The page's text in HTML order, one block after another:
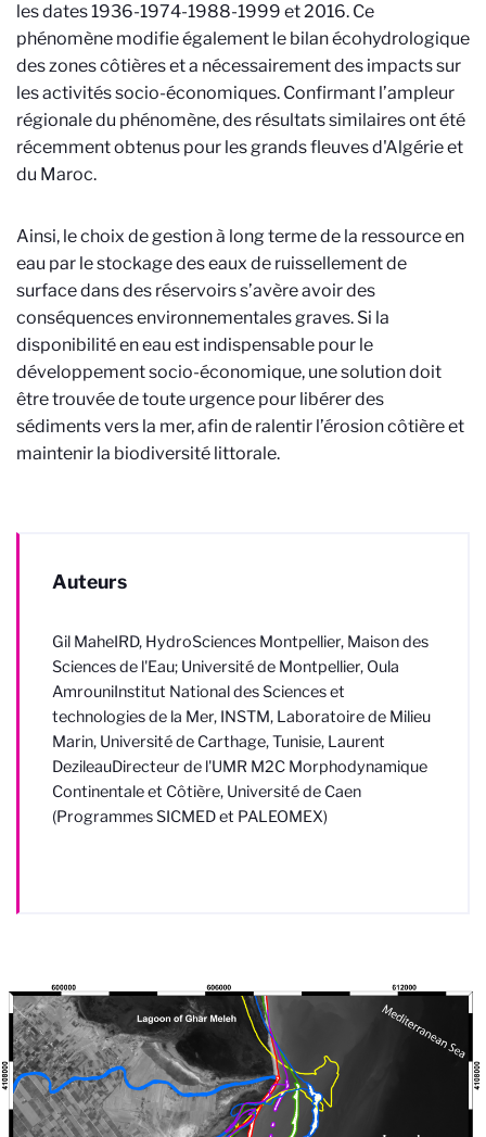
les dates 1936-1974-1988-1999 et 2016. Ce
phénomène modifie également le bilan écohydrologique
des zones côtières et a nécessairement des impacts sur
les activités socio-économiques. Confirmant l’ampleur
régionale du phénomène, des résultats similaires ont été
récemment obtenus pour les grands fleuves d'Algérie et
du Maroc.
Ainsi, le choix de gestion à long terme de la ressource en
eau par le stockage des eaux de ruissellement de
surface dans des réservoirs s’avère avoir des
conséquences environnementales graves. Si la
disponibilité en eau est indispensable pour le
développement socio-économique, une solution doit
être trouvée de toute urgence pour libérer des
sédiments vers la mer, afin de ralentir l’érosion côtière et
maintenir la biodiversité littorale.
Auteurs
Gil MaheIRD, HydroSciences Montpellier, Maison des
Sciences de l'Eau; Université de Montpellier, Oula
AmrouniInstitut National des Sciences et
technologies de la Mer, INSTM, Laboratoire de Milieu
Marin, Université de Carthage, Tunisie, Laurent
DezileauDirecteur de l'UMR M2C Morphodynamique
Continentale et Côtière, Université de Caen
(Programmes SICMED et PALEOMEX)